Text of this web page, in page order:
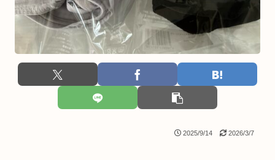
2025/9/14 2026/3/7